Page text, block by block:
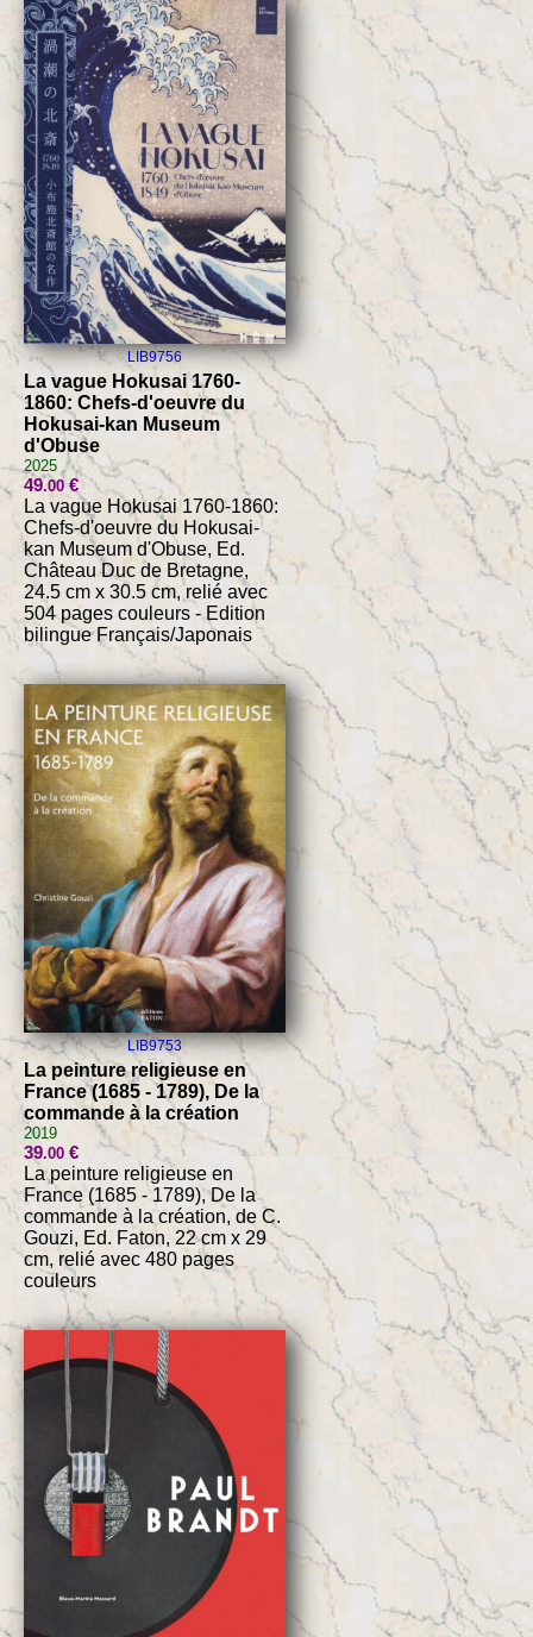
LIB9756
La vague Hokusai 1760-
1860: Chefs-d'oeuvre du
Hokusai-kan Museum
d'Obuse
2025
49.00€
La vague Hokusai 1760-1860:
Chefs-d'oeuvre du Hokusai-
kan Museum d'Obuse, Ed.
Château Duc de Bretagne,
24.5 cm x 30.5 cm, relié avec
504 pages couleurs - Edition
bilingue Français/Japonais
LIB9753
La peinture religieuse en
France (1685 - 1789), De la
commande à la création
2019
39.00€
La peinture religieuse en
France (1685 - 1789), De la
commande à la création, de C.
Gouzi, Ed. Faton, 22 cm x 29
cm, relié avec 480 pages
couleurs